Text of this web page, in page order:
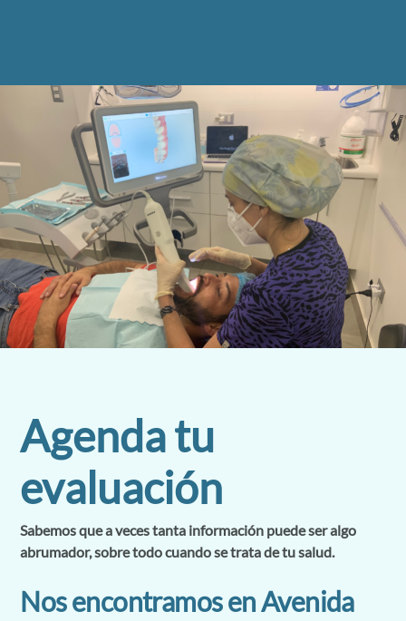
Agenda tu
evaluación
Sabemos que a veces tanta información puede ser algo
abrumador, sobre todo cuando se trata de tu salud.
Nos encontramos en Avenida